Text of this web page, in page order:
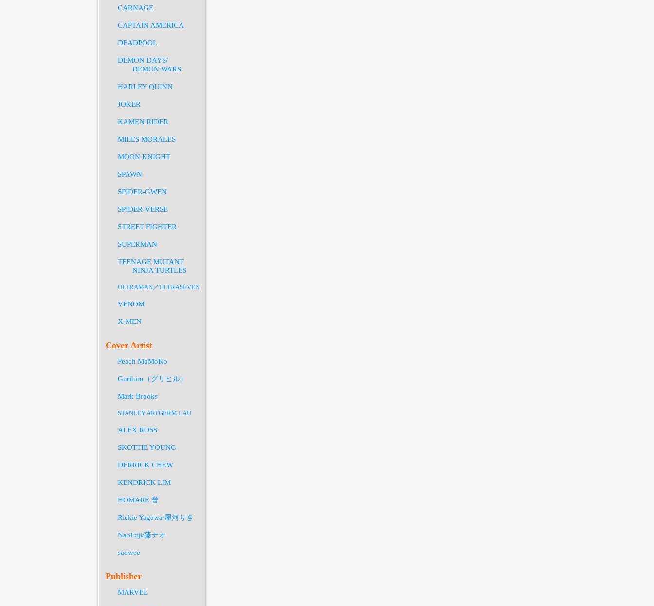
CARNAGE
CAPTAIN AMERICA
DEADPOOL
DEMON DAYS/
DEMON WARS
HARLEY QUINN
JOKER
KAMEN RIDER
MILES MORALES
MOON KNIGHT
SPAWN
SPIDER-GWEN
SPIDER-VERSE
STREET FIGHTER
SUPERMAN
TEENAGE MUTANT
NINJA TURTLES
ULTRAMAN／ULTRASEVEN
VENOM
X-MEN
Cover Artist
Peach MoMoKo
Gurihiru（グリヒル）
Mark Brooks
STANLEY ARTGERM LAU
ALEX ROSS
SKOTTIE YOUNG
DERRICK CHEW
KENDRICK LIM
HOMARE 誉
Rickie Yagawa/屋河りき
NaoFuji/藤ナオ
saowee
Publisher
MARVEL